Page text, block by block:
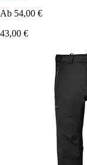
Ab 54,00 €
43,00 €